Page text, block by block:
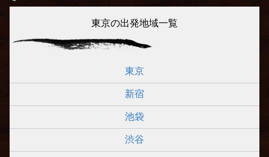
東京の出発地域一覧
東京
新宿
池袋
渋谷